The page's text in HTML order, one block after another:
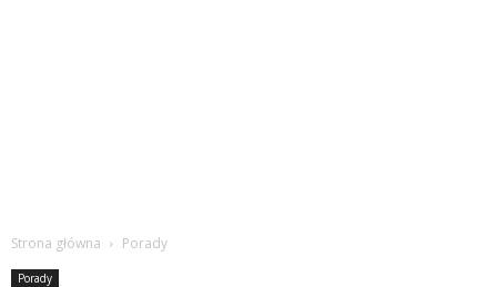
Strona główna Porady
Porady